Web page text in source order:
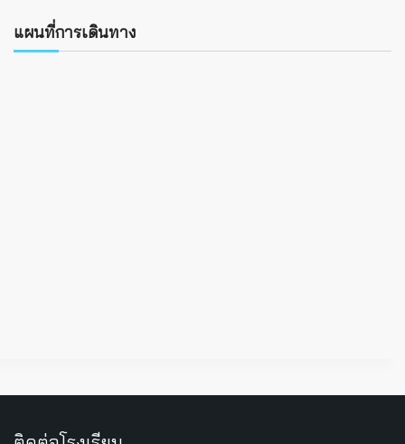
แผนที่การเดินทาง